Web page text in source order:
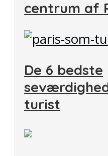
centrum af
De 6 bedste
turist